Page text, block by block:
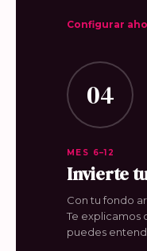
Configurar
04
MES 6–12
Invierte
Con tu fondo
Te explicamos
puedes